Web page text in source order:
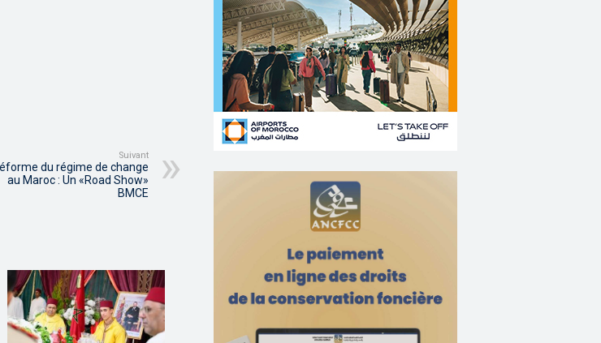
Suivant
du régime de change
au Maroc : Un «Road Show»
BMCE